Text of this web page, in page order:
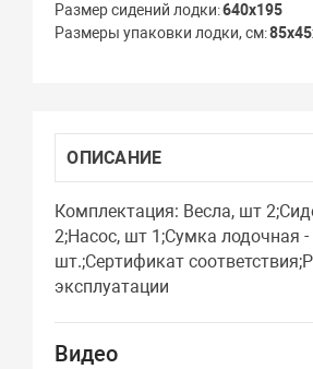
Размер сидений лодки 640x195
Размеры упаковки лодки, см
ОПИСАНИЕ
Комплектация: Весла, шт
2;Насос, шт 1;Сумка лодочная -
шт.;Сертификат
эксплуатации
Видео